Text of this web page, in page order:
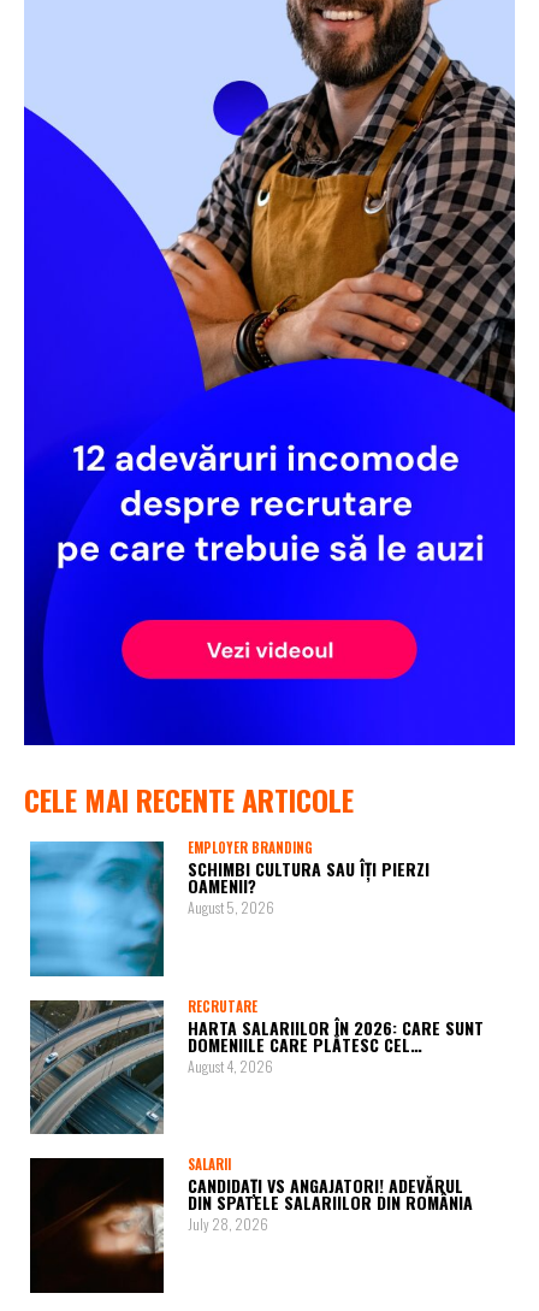
CELE MAI RECENTE ARTICOLE
EMPLOYER BRANDING
SCHIMBI CULTURA SAU ÎȚI PIERZI
OAMENII?
August 5, 2026
RECRUTARE
HARTA SALARIILOR ÎN 2026: CARE SUNT
DOMENIILE CARE PLĂTESC CEL…
August 4, 2026
SALARII
CANDIDAȚI VS ANGAJATORI! ADEVĂRUL
DIN SPATELE SALARIILOR DIN ROMÂNIA
July 28, 2026